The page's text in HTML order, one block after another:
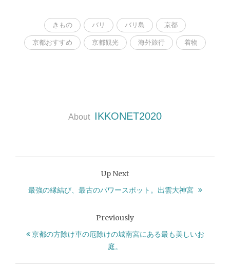
きもの バリ バリ島 京都
京都おすすめ 京都観光 海外旅行 着物
About IKKONET2020
Up Next
最強の縁結び、最古のパワースポット。出雲大神宮
Previously
京都の方除け車の厄除けの城南宮にある最も美しいお
庭。